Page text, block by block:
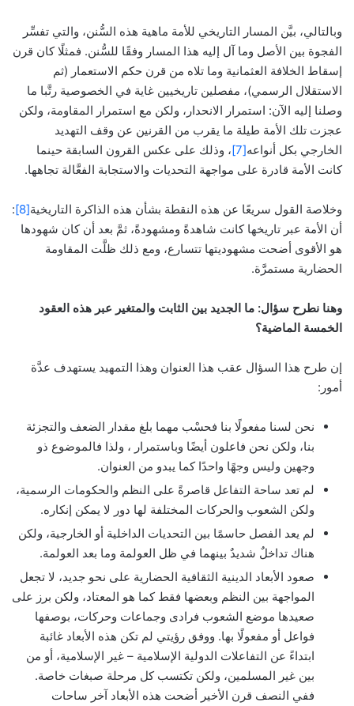
وبالتالي، بيَّن المسار التاريخي للأمة ماهية هذه السُّنن، والتي تفسِّر
الفجوة بين الأصل وما آل إليه هذا المسار وفقًا للسُّنن. فمثلًا كان قرن
إسقاط الخلافة العثمانية وما تلاه من قرن حكم الاستعمار (ثم
الاستقلال الرسمي)، مفصلين تاريخيين غاية في الخصوصية رتَّبا ما
وصلنا إليه الآن: استمرار الانحدار، ولكن مع استمرار المقاومة، ولكن
عجزت تلك الأمة طيلة ما يقرب من القرنين عن وقف التهديد
الخارجي بكل أنواعه[7]
، وذلك على عكس القرون السابقة حينما
كانت الأمة قادرة على مواجهة التحديات والاستجابة الفعَّالة تجاهها.
وخلاصة القول سريعًا عن هذه النقطة بشأن هذه الذاكرة التاريخية[8]
:
أن الأمة عبر تاريخها كانت شاهدةً ومشهودةً، ثمَّ بعد أن كان شهودها
هو الأقوى أضحت مشهوديتها تتسارع، ومع ذلك ظلَّت المقاومة
الحضارية مستمرَّة.
وهنا نطرح سؤال: ما الجديد بين الثابت والمتغير عبر هذه العقود
الخمسة الماضية؟
إن طرح هذا السؤال عقب هذا العنوان وهذا التمهيد يستهدف عدَّة
أمور:
نحن لسنا مفعولًا بنا فحسْب مهما بلغ مقدار الضعف والتجزئة
بنا، ولكن نحن فاعلون أيضًا وباستمرار ، ولذا فالموضوع ذو
وجهين وليس وجهًا واحدًا كما يبدو من العنوان.
لم تعد ساحة التفاعل قاصرةً على النظم والحكومات الرسمية،
ولكن الشعوب والحركات المختلفة لها دور لا يمكن إنكاره.
لم يعد الفصل حاسمًا بين التحديات الداخلية أو الخارجية، ولكن
هناك تداخلٌ شديدٌ بينهما في ظل العولمة وما بعد العولمة.
صعود الأبعاد الدينية الثقافية الحضارية على نحو جديد، لا تجعل
المواجهة بين النظم وبعضها فقط كما هو المعتاد، ولكن برز على
صعيدها موضع الشعوب فرادى وجماعات وحركات، بوصفها
فواعل أو مفعولًا بها. ووفق رؤيتي لم تكن هذه الأبعاد غائبة
ابتداءً عن التفاعلات الدولية الإسلامية – غير الإسلامية، أو من
بين غير المسلمين، ولكن تكتسب كل مرحلة صبغات خاصة.
ففي النصف قرن الأخير أضحت هذه الأبعاد آخر ساحات